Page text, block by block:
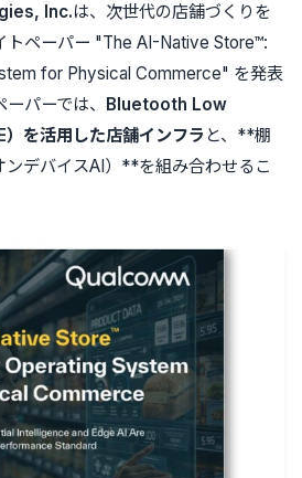
Inc.は、次世代の店舗づくりを
トペーパー "The AI-Native Store™:
for Physical Commerce" を発表
パーでは、 Bluetooth Low
）を活用した店舗インフラ と、**棚
ンデバイスAI）**を組み合わせるこ